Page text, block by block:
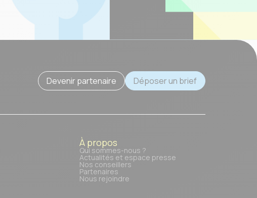
Devenir partenaire Déposer un brief
À propos
Qui sommes-nous ?
Actualités et espace presse
Nos conseillers
Partenaires
Nous rejoindre